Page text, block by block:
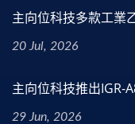
主向位科技多款工業
20 Jul, 2026
主向位科技推出IGR-
29 Jun, 2026